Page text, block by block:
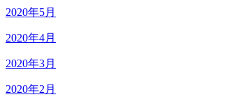
2020年5月
2020年4月
2020年3月
2020年2月